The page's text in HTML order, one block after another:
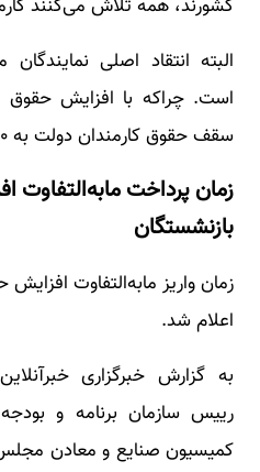
کشورند، همه تلاش می‌کنند
البته انتقاد اصلی
است. چراکه با افزایش حقوق
سقف حقوق کارمندان دولت به ۵۰ میلیون تومان می‌رسد.
زمان پرداخت مابه‌التفاوت
بازنشستگان
زمان واریز مابه‌التفاوت
اعلام شد.
به گزارش خبرگزاری
رییس سازمان برنامه و
کمیسیون صنایع و معادن مجلس